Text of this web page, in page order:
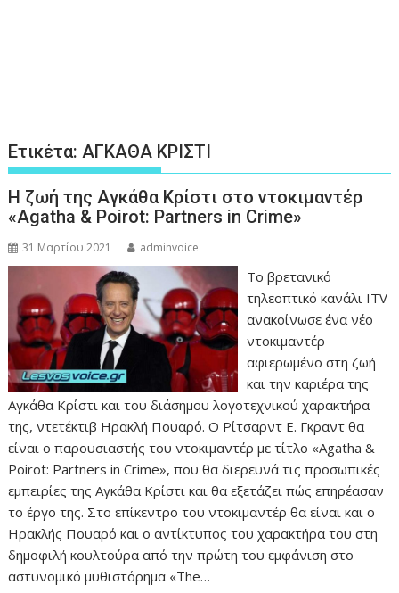
Ετικέτα:ΑΓΚΑΘΑ ΚΡΙΣΤΙ
H ζωή της Αγκάθα Κρίστι στο ντοκιμαντέρ
«Agatha & Poirot: Partners in Crime»
31 Μαρτίου 2021 adminvoice
Το βρετανικό
τηλεοπτικό κανάλι ITV
ανακοίνωσε ένα νέο
ντοκιμαντέρ
αφιερωμένο στη ζωή
και την καριέρα της
Αγκάθα Κρίστι και του διάσημου λογοτεχνικού χαρακτήρα
της, ντετέκτιβ Ηρακλή Πουαρό. Ο Ρίτσαρντ Ε. Γκραντ θα
είναι ο παρουσιαστής του ντοκιμαντέρ με τίτλο «Agatha &
Poirot: Partners in Crime», που θα διερευνά τις προσωπικές
εμπειρίες της Αγκάθα Κρίστι και θα εξετάζει πώς επηρέασαν
το έργο της. Στο επίκεντρο του ντοκιμαντέρ θα είναι και ο
Ηρακλής Πουαρό και ο αντίκτυπος του χαρακτήρα του στη
δημοφιλή κουλτούρα από την πρώτη του εμφάνιση στο
αστυνομικό μυθιστόρημα «The…